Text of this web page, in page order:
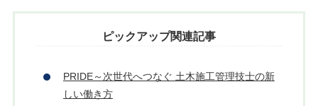
ピックアップ関連記事
PRIDE～次世代へつなぐ 土木施工管理技士の新
しい働き方